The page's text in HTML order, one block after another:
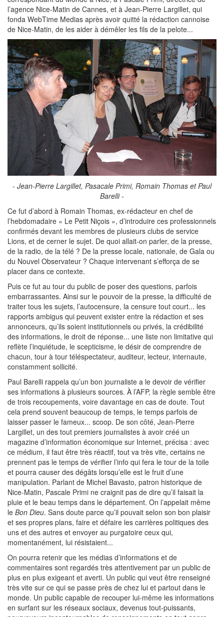
l’agence Nice-Matin de Cannes, et à Jean-Pierre Largillet, qui
fonda WebTime Medias après avoir quitté la rédaction cannoise
de Nice-Matin, de les aider à démêler les fils de la pelote...
- Jean-Pierre Largillet, Pasacale Primi, Romain Thomas et Paul
Barelli -
Ce fut d’abord à Romain Thomas, ex-rédacteur en chef de
l’hebdomadaire « Le Petit Niçois », d’introduire ces professionnels
confirmés devant les membres de plusieurs clubs de service
Lions, et de cerner le sujet. De quoi allait-on parler, de la presse,
de la radio, de la télé ? De la presse locale, nationale, de Gala ou
du Nouvel Observateur ? Chaque intervenant s’efforça de se
placer dans ce contexte.
Puis ce fut au tour du public de poser des questions, parfois
embarrassantes. Ainsi sur le pouvoir de la presse, la difficulté de
traiter tous les sujets, l’autocensure, la censure tout court... les
rapports ambigus qui peuvent exister entre la rédaction et ses
annonceurs, qu’ils soient institutionnels ou privés, la crédibilité
des informations, le droit de réponse... une liste non limitative qui
reflète l’inquiétude, le scepticisme, le désir de comprendre de
chacun, tour à tour téléspectateur, auditeur, lecteur, internaute,
constamment sollicité.
Paul Barelli rappela qu’un bon journaliste a le devoir de vérifier
ses informations à plusieurs sources. À l’AFP, la règle semble être
de trois recoupements, voire davantage en cas de doute. Tout
cela prend souvent beaucoup de temps, le temps parfois de
laisser passer le fameux... scoop. De son côté, Jean-Pierre
Largillet, un des tout premiers journalistes à avoir créé un
magazine d’information économique sur Internet, précisa : avec
ce médium, il faut être très réactif, tout va très vite, certains ne
prennent pas le temps de vérifier l’info qui fera le tour de la toile
et pourra causer des dégâts lorsqu’elle est le fruit d’une
manipulation. Parlant de Michel Bavasto, patron historique de
Nice-Matin, Pascale Primi ne craignit pas de dire qu’il faisait la
pluie et le beau temps dans le département. On l’appelait même
le Bon Dieu. Sans doute parce qu’il pouvait selon son bon plaisir
et ses propres plans, faire et défaire les carrières politiques des
uns et des autres et envoyer au purgatoire ceux qui,
momentanément, lui résistaient...
On pourra retenir que les médias d’informations et de
commentaires sont regardés très attentivement par un public de
plus en plus exigeant et averti. Un public qui veut être renseigné
très vite sur ce qui se passe près de chez lui et partout dans le
monde. Un public capable de recouper lui-même les informations
en surfant sur les réseaux sociaux, devenus tout-puissants,